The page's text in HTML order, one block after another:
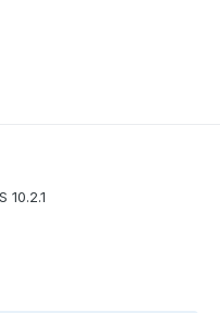
10.2.1